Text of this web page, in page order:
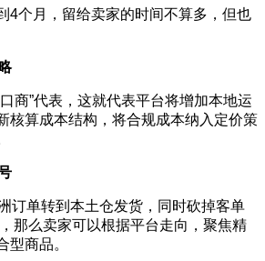
4个月，留给卖家的时间不算多，但也
商”代表，这就代表平台将增加本地运
核算成本结构，将合规成本纳入定价策
订单转到本土仓发货，同时砍掉客单
那么卖家可以根据平台走向，聚焦精
型商品。